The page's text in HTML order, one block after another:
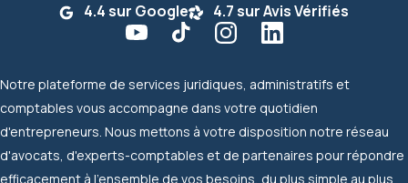
4.4 sur Google 4.7 sur Avis Vérifiés
Notre plateforme de services juridiques, administratifs et
comptables vous accompagne dans votre quotidien
d'entrepreneurs. Nous mettons à votre disposition notre réseau
d'avocats, d'experts-comptables et de partenaires pour répondre
efficacement à l'ensemble de vos besoins, du plus simple au plus